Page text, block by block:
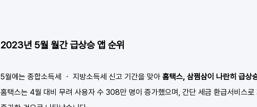
2023년 5월 월간 급상승 앱 순위
5월에는 종합소득세 ・ 지방소득세 신고 기간을 맞아 홈택스, 삼쩜삼이 나란히 급상
홈택스는 4월 대비 무려 사용자 수 308만 명이 증가했으며, 간단 세금 환급서비스로